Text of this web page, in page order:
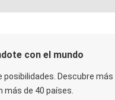
con el mundo
posibilidades. Descubre más
más de 40 países.